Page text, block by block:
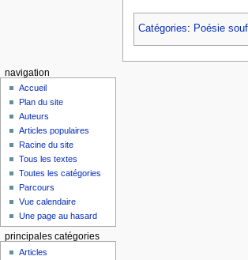
Catégories: Poésie
navigation
Accueil
Plan du site
Auteurs
Articles populaires
Racine du site
Tous les textes
Toutes les catégories
Parcours
Vue calendaire
Une page au hasard
principales catégories
Articles